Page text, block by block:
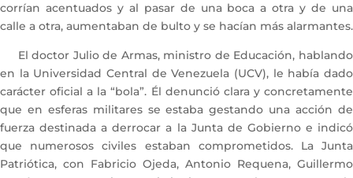
corrían acentuados y al pasar de una boca a otra y de una
calle a otra, aumentaban de bulto y se hacían más alarmantes.
El doctor Julio de Armas, ministro de Educación, hablando
en la Universidad Central de Venezuela (UCV), le había dado
carácter oficial a la “bola”. Él denunció clara y concretamente
que en esferas militares se estaba gestando una acción de
fuerza destinada a derrocar a la Junta de Gobierno e indicó
que numerosos civiles estaban comprometidos. La Junta
Patriótica, con Fabricio Ojeda, Antonio Requena, Guillermo